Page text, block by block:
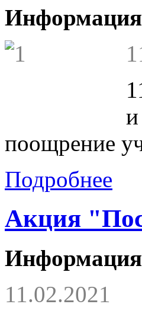
поощрение
Подробнее
Акция
11.02.2021